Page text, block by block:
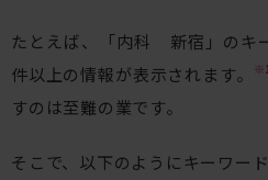
たとえば、「内科 新宿」のキ
件以上の情報が表示されます。
すのは至難の業です。
そこで、以下のようにキーワー